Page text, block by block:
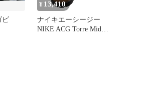
ビ
¥ 13,410
ナイキエーシージー
NIKE ACG Torre Mid